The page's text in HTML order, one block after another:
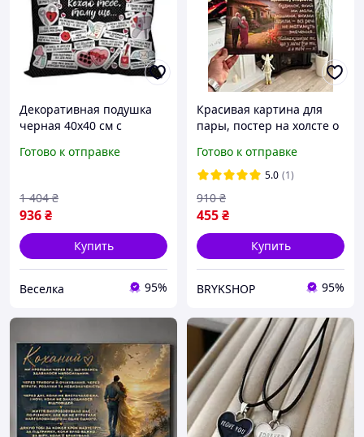
Декоративная подушка
черная 40х40 см с
уюта и подарка близким
Готово к отправке
936₴
1 404 ₴
Купить
Веселка 95%
Красивая картина для
пары, постер на холсте о
второй половинки
Готово к отправке
5.0 (1)
455₴
910 ₴
Купить
BRYKSHOP 95%